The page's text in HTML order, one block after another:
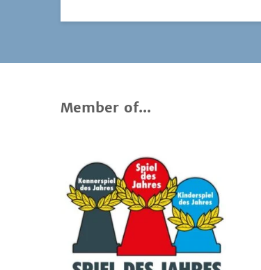
Member of...